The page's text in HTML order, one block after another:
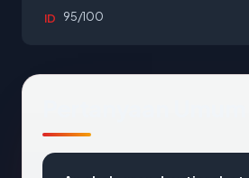
ID 95/100